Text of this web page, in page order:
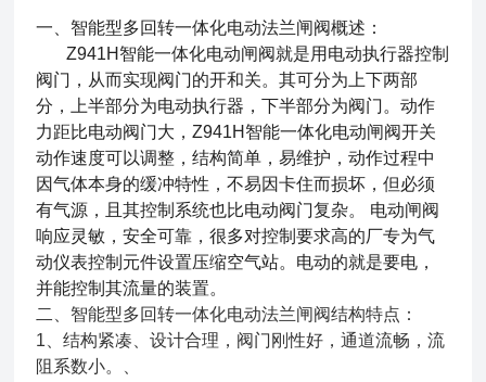
一、 智能型多回转一体化电动法兰闸阀概述：
Z941H智能一体化电动闸阀就是用电动执行器控制
阀门，从而实现阀门的开和关。其可分为上下两部
分，上半部分为电动执行器，下半部分为阀门。动作
力距比电动阀门大，Z941H智能一体化电动闸阀开关
动作速度可以调整，结构简单，易维护，动作过程中
因气体本身的缓冲特性，不易因卡住而损坏，但必须
有气源，且其控制系统也比电动阀门复杂。 电动闸阀
响应灵敏，安全可靠，很多对控制要求高的厂专为气
动仪表控制元件设置压缩空气站。电动的就是要电，
并能控制其流量的装置。
二、智能型多回转一体化电动法兰闸阀结构特点：
1、结构紧凑、设计合理，阀门刚性好，通道流畅，流
阻系数小。、